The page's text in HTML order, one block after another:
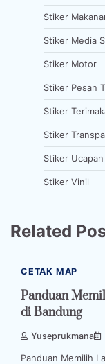
Stiker
Stiker Media
Stiker Motor
Stiker Pesan
Stiker
Stiker
Stiker Ucapan
Stiker Vinil
Related
CETAK MAP
Panduan
di Bandung
Yuseprukmana
Panduan Memilih